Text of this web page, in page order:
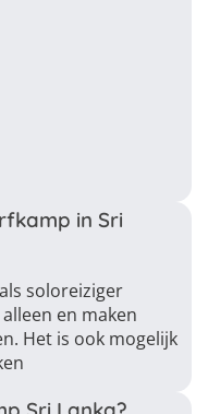
in Sri
soloreiziger
en maken
Het is ook mogelijk